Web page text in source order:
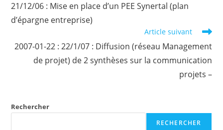
articles
21/12/06 : Mise en place d’un PEE Synertal (plan
d’épargne entreprise)
Article suivant
2007-01-22 : 22/1/07 : Diffusion (réseau Management
de projet) de 2 synthèses sur la communication
projets –
Rechercher
RECHERCHER